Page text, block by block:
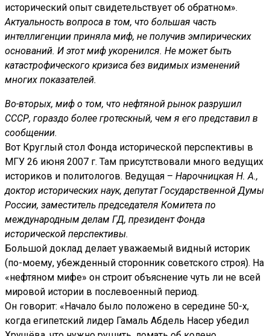
исторический опыт свидетельствует об обратном».
Актуальность вопроса в том, что большая часть
интеллигенции приняла миф, не получив эмпирических
оснований. И этот миф укоренился. Не может быть
катастрофического кризиса без видимых изменений
многих показателей.
Во-вторых, миф о том, что нефтяной рынок разрушил
СССР, гораздо более гротескный, чем я его представил в
сообщении.
Вот Круглый стол Фонда исторической перспективы в
МГУ 26 июня 2007 г. Там присутствовали много ведущих
историков и политологов. Ведущая – Нарочницкая Н. А.,
доктор исторических наук, депутат Государственной Думы
России, заместитель председателя Комитета по
международным делам ГД, президент Фонда
исторической перспективы.
Большой доклад делает уважаемый видный историк
(по-моему, убежденный сторонник советского строя). На
«нефтяном мифе» он строит объяснение чуть ли не всей
мировой истории в послевоенный период.
Он говорит: «Начало было положено в середине 50-х,
когда египетский лидер Гамаль Абдель Насер убедил